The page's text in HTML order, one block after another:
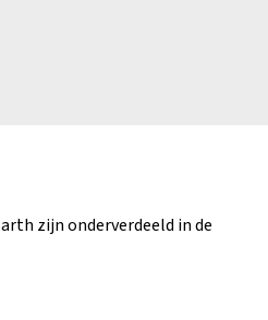
zijn onderverdeeld in de